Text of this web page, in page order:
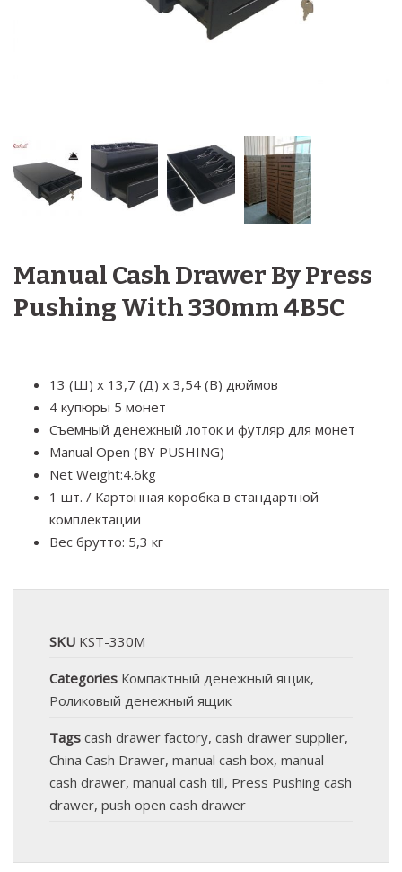
Manual Cash Drawer By Press
Pushing With 330mm 4B5C
13 (Ш) x 13,7 (Д) x 3,54 (В) дюймов
4 купюры 5 монет
Съемный денежный лоток и футляр для монет
Manual Open (BY PUSHING)
Net Weight:4.6kg
1 шт. / Картонная коробка в стандартной
комплектации
Вес брутто: 5,3 кг
SKU KST-330M
Categories Компактный денежный ящик,
Роликовый денежный ящик
Tags cash drawer factory, cash drawer supplier,
China Cash Drawer, manual cash box, manual
cash drawer, manual cash till, Press Pushing cash
drawer, push open cash drawer